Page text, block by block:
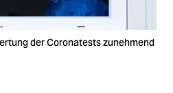
der Coronatests zunehmend